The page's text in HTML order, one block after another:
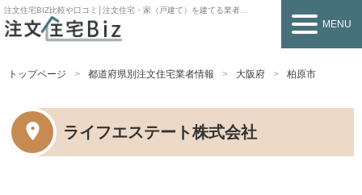
注文住宅BIZ比較や口コミ│注文住宅・家（戸建て）を建てる業者を探すなら
MENU
トップページ 都道府県別注文住宅業者情報 大阪府 柏原市
ライフエステート株式会社